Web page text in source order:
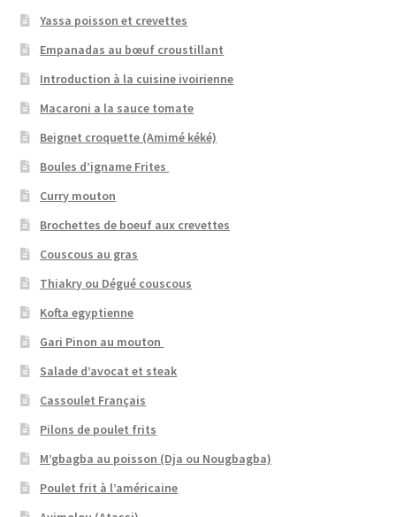
Yassa poisson et crevettes
Empanadas au bœuf croustillant
Introduction à la cuisine ivoirienne
Macaroni a la sauce tomate
Beignet croquette (Amimé kéké)
Boules d’igname Frites
Curry mouton
Brochettes de boeuf aux crevettes
Couscous au gras
Thiakry ou Dégué couscous
Kofta egyptienne
Gari Pinon au mouton
Salade d’avocat et steak
Cassoulet Français
Pilons de poulet frits
M’gbagba au poisson (Dja ou Nougbagba)
Poulet frit à l’américaine